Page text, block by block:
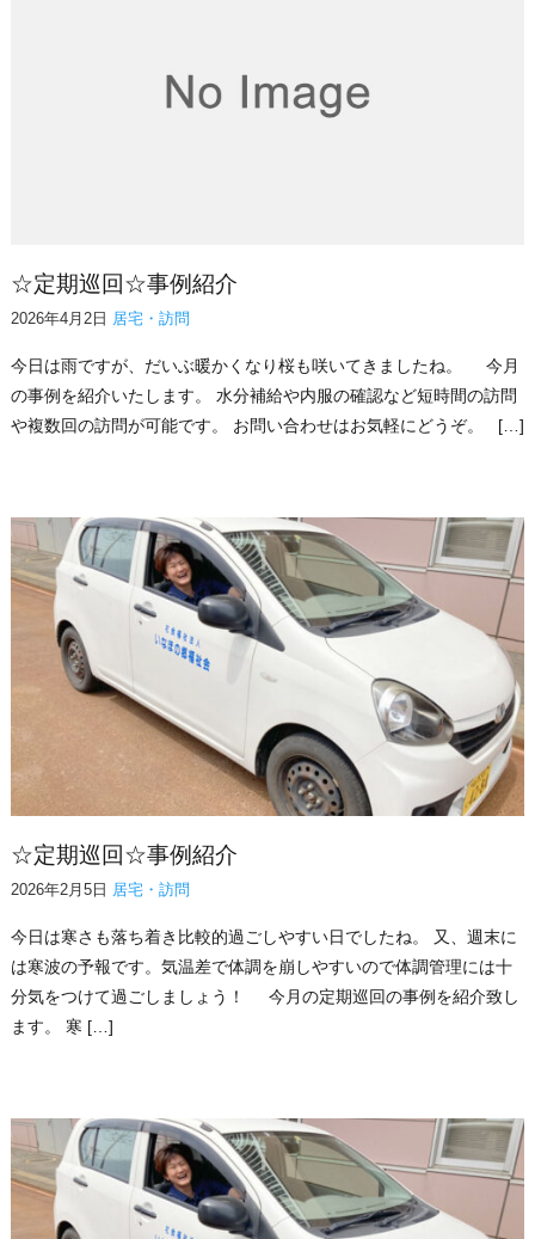
☆定期巡回☆事例紹介
2026年4月2日 居宅・訪問
今日は雨ですが、だいぶ暖かくなり桜も咲いてきましたね。 今月
の事例を紹介いたします。 水分補給や内服の確認など短時間の訪問
や複数回の訪問が可能です。 お問い合わせはお気軽にどうぞ。 […]
☆定期巡回☆事例紹介
2026年2月5日 居宅・訪問
今日は寒さも落ち着き比較的過ごしやすい日でしたね。 又、週末に
は寒波の予報です。気温差で体調を崩しやすいので体調管理には十
分気をつけて過ごしましょう！ 今月の定期巡回の事例を紹介致し
ます。 寒 […]